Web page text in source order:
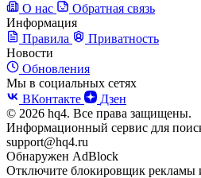
О нас
Обратная связь
Информация
Правила
Приватность
Новости
Обновления
Мы в социальных сетях
ВКонтакте
Дзен
© 2026 hq4. Все права защищены.
Информационный сервис для
support@hq4.ru
Обнаружен AdBlock
Отключите блокировщик рекламы